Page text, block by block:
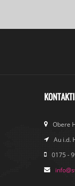
Obere
Au i.d.
0175 -